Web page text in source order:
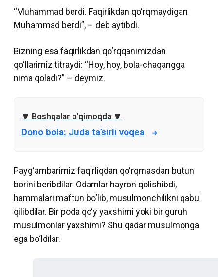
“Muhammad berdi. Faqirlikdan qo‘rqmaydigan
Muhammad berdi”, – deb aytibdi.
Bizning esa faqirlikdan qo‘rqqanimizdan
qo‘llarimiz titraydi: “Hoy, hoy, bola-chaqangga
nima qoladi?” – deymiz.
Dono bola: Juda ta’sirli voqea
Payg‘ambarimiz faqirliqdan qo‘rqmasdan butun
borini beribdilar. Odamlar hayron qolishibdi,
hammalari maftun bo‘lib, musulmonchilikni qabul
qilibdilar. Bir poda qo‘y yaxshimi yoki bir guruh
musulmonlar yaxshimi? Shu qadar musulmonga
ega bo‘ldilar.